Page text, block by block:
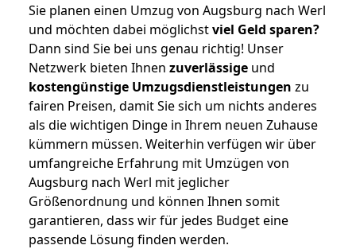
Sie planen einen Umzug von Augsburg nach Werl
und möchten dabei möglichstviel Geld sparen?
Dann sind Sie bei uns genau richtig! Unser
Netzwerk bieten Ihnen zuverlässige und
kostengünstige Umzugsdienstleistungen zu
fairen Preisen, damit Sie sich um nichts anderes
als die wichtigen Dinge in Ihrem neuen Zuhause
kümmern müssen. Weiterhin verfügen wir über
umfangreiche Erfahrung mit Umzügen von
Augsburg nach Werl mit jeglicher
Größenordnung und können Ihnen somit
garantieren, dass wir für jedes Budget eine
passende Lösung finden werden.